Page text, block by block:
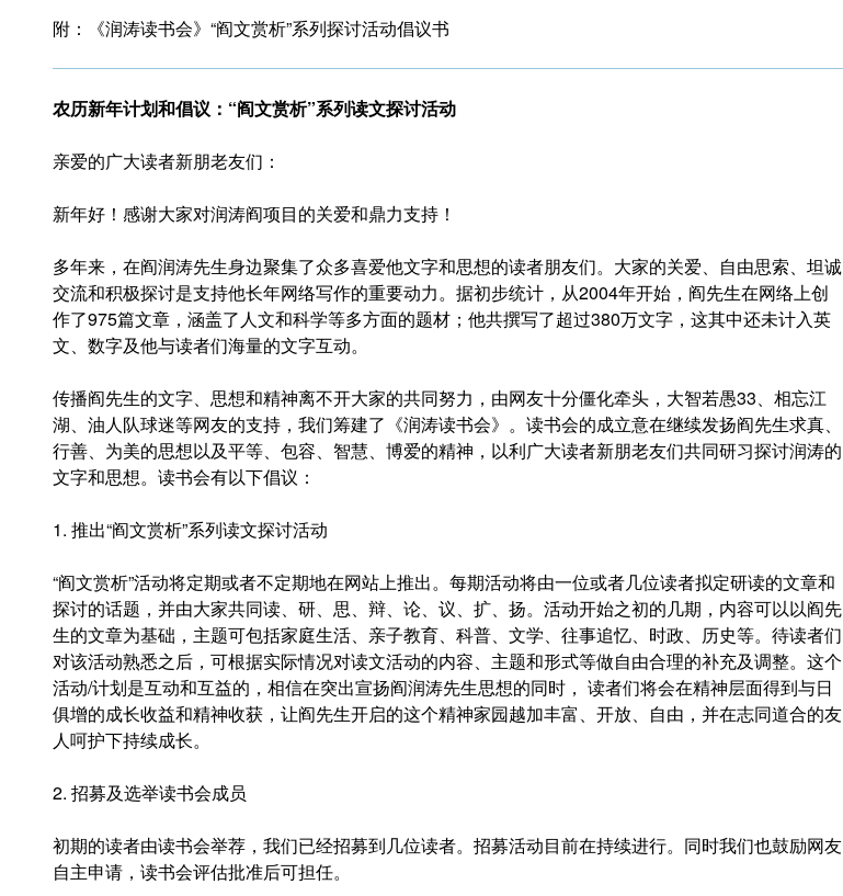
附：《润涛读书会》“阎文赏析”系列探讨活动倡议书
农历新年计划和倡议：“阎文赏析”系列读文探讨活动
亲爱的广大读者新朋老友们：
新年好！感谢大家对润涛阎项目的关爱和鼎力支持！
多年来，在阎润涛先生身边聚集了众多喜爱他文字和思想的读者朋友们。大家的关爱、自由思索、坦诚
交流和积极探讨是支持他长年网络写作的重要动力。据初步统计，从2004年开始，阎先生在网络上创
作了975篇文章，涵盖了人文和科学等多方面的题材；他共撰写了超过380万文字，这其中还未计入英
文、数字及他与读者们海量的文字互动。
传播阎先生的文字、思想和精神离不开大家的共同努力，由网友十分僵化牵头，大智若愚33、相忘江
湖、油人队球迷等网友的支持，我们筹建了《润涛读书会》。读书会的成立意在继续发扬阎先生求真、
行善、为美的思想以及平等、包容、智慧、博爱的精神，以利广大读者新朋老友们共同研习探讨润涛的
文字和思想。读书会有以下倡议：
1. 推出“阎文赏析”系列读文探讨活动
“阎文赏析”活动将定期或者不定期地在网站上推出。每期活动将由一位或者几位读者拟定研读的文章和
探讨的话题，并由大家共同读、研、思、辩、论、议、扩、扬。活动开始之初的几期，内容可以以阎先
生的文章为基础，主题可包括家庭生活、亲子教育、科普、文学、往事追忆、时政、历史等。待读者们
对该活动熟悉之后，可根据实际情况对读文活动的内容、主题和形式等做自由合理的补充及调整。这个
活动/计划是互动和互益的，相信在突出宣扬阎润涛先生思想的同时， 读者们将会在精神层面得到与日
俱增的成长收益和精神收获，让阎先生开启的这个精神家园越加丰富、开放、自由，并在志同道合的友
人呵护下持续成长。
2. 招募及选举读书会成员
初期的读者由读书会举荐，我们已经招募到几位读者。招募活动目前在持续进行。同时我们也鼓励网友
自主申请，读书会评估批准后可担任。